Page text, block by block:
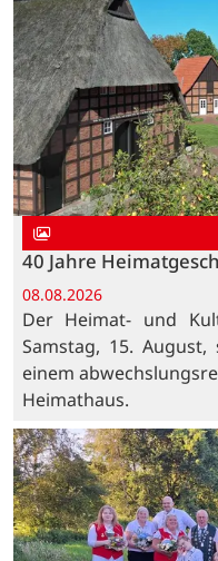
40 Jahre
08.08.2026
Der Heimat- und
Samstag, 15.
einem
Heimathaus.